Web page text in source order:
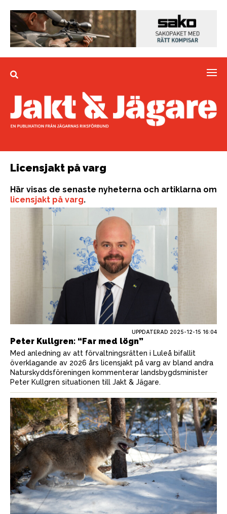
Licensjakt på varg
Här visas de senaste nyheterna och artiklarna om
licensjakt på varg.
UPPDATERAD 2025-12-15 16:04
Peter Kullgren: “Far med lögn”
Med anledning av att förvaltningsrätten i Luleå bifallit
överklagande av 2026 års licensjakt på varg av bland andra
Naturskyddsföreningen kommenterar landsbygdsminister
Peter Kullgren situationen till Jakt & Jägare.